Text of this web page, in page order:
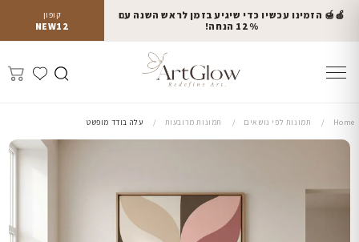
קופון
NEW12
🍎🍯 הזמינו עכשיו כדי שיגיע בזמן לראש השנה עם
12% הנחה!
Home תמונות לפי נושאים תמונות מרובעות עלה בודד מופשט